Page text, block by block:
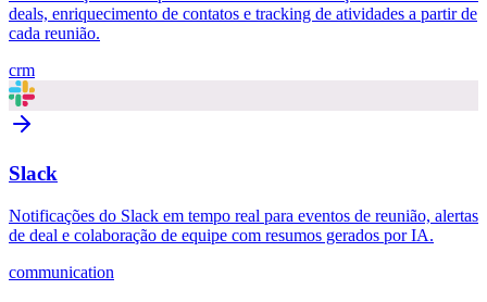
deals, enriquecimento de contatos e tracking de atividades a partir de
cada reunião.
crm
Slack
Notificações do Slack em tempo real para eventos de reunião, alertas
de deal e colaboração de equipe com resumos gerados por IA.
communication